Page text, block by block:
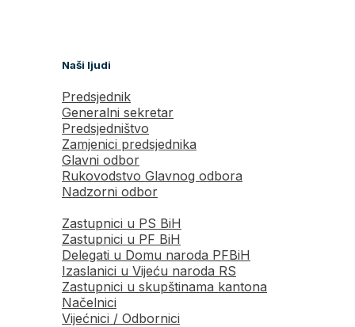
Naši ljudi
Predsjednik
Generalni sekretar
Predsjedništvo
Zamjenici predsjednika
Glavni odbor
Rukovodstvo Glavnog odbora
Nadzorni odbor
Zastupnici u PS BiH
Zastupnici u PF BiH
Delegati u Domu naroda PFBiH
Izaslanici u Vijeću naroda RS
Zastupnici u skupštinama kantona
Načelnici
Vijećnici / Odbornici